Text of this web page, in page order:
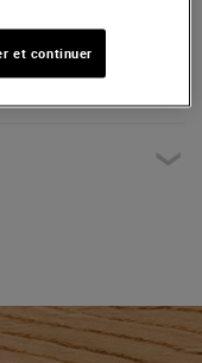
et continuer